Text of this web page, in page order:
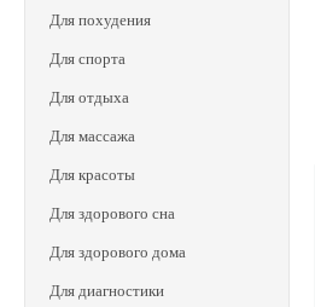
Для похудения
Для спорта
Для отдыха
Для массажа
Для красоты
Для здорового сна
Для здорового дома
Для диагностики